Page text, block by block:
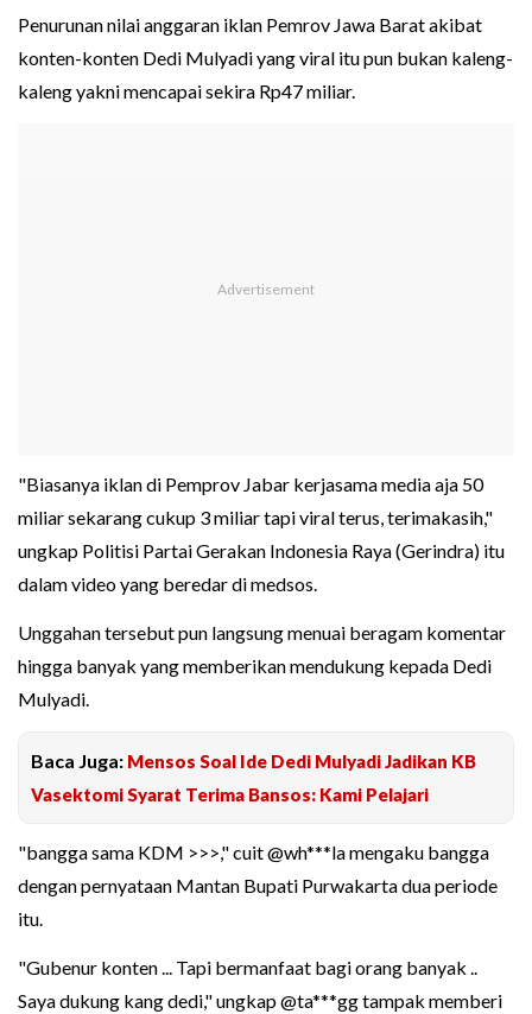
Penurunan nilai anggaran iklan Pemrov Jawa Barat akibat
konten-konten Dedi Mulyadi yang viral itu pun bukan kaleng-
kaleng yakni mencapai sekira Rp47 miliar.
"Biasanya iklan di Pemprov Jabar kerjasama media aja 50
miliar sekarang cukup 3 miliar tapi viral terus, terimakasih,"
ungkap Politisi Partai Gerakan Indonesia Raya (Gerindra) itu
dalam video yang beredar di medsos.
Unggahan tersebut pun langsung menuai beragam komentar
hingga banyak yang memberikan mendukung kepada Dedi
Mulyadi.
Baca Juga: Mensos Soal Ide Dedi Mulyadi Jadikan KB
Vasektomi Syarat Terima Bansos: Kami Pelajari
"bangga sama KDM >>>," cuit @wh***la mengaku bangga
dengan pernyataan Mantan Bupati Purwakarta dua periode
itu.
"Gubenur konten ... Tapi bermanfaat bagi orang banyak ..
Saya dukung kang dedi," ungkap @ta***gg tampak memberi